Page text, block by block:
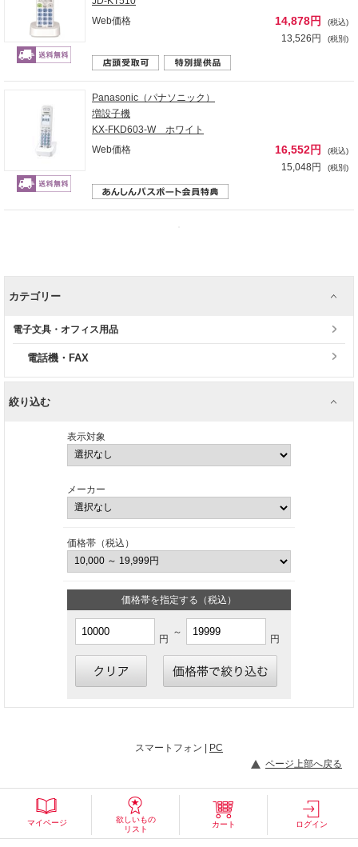
Web価格
14,878円 (税込)
13,526円 (税別)
Panasonic（パナソニック）
増設子機
KX-FKD603-W ホワイト
Web価格
16,552円 (税込)
15,048円 (税別)
カテゴリー
電子文具・オフィス用品
電話機・FAX
絞り込む
表示対象
メーカー
価格帯（税込）
価格帯を指定する（税込）
円
～
円
スマートフォン | PC
ページ上部へ戻る
マイページ
欲しいもの
リスト
カート ログイン